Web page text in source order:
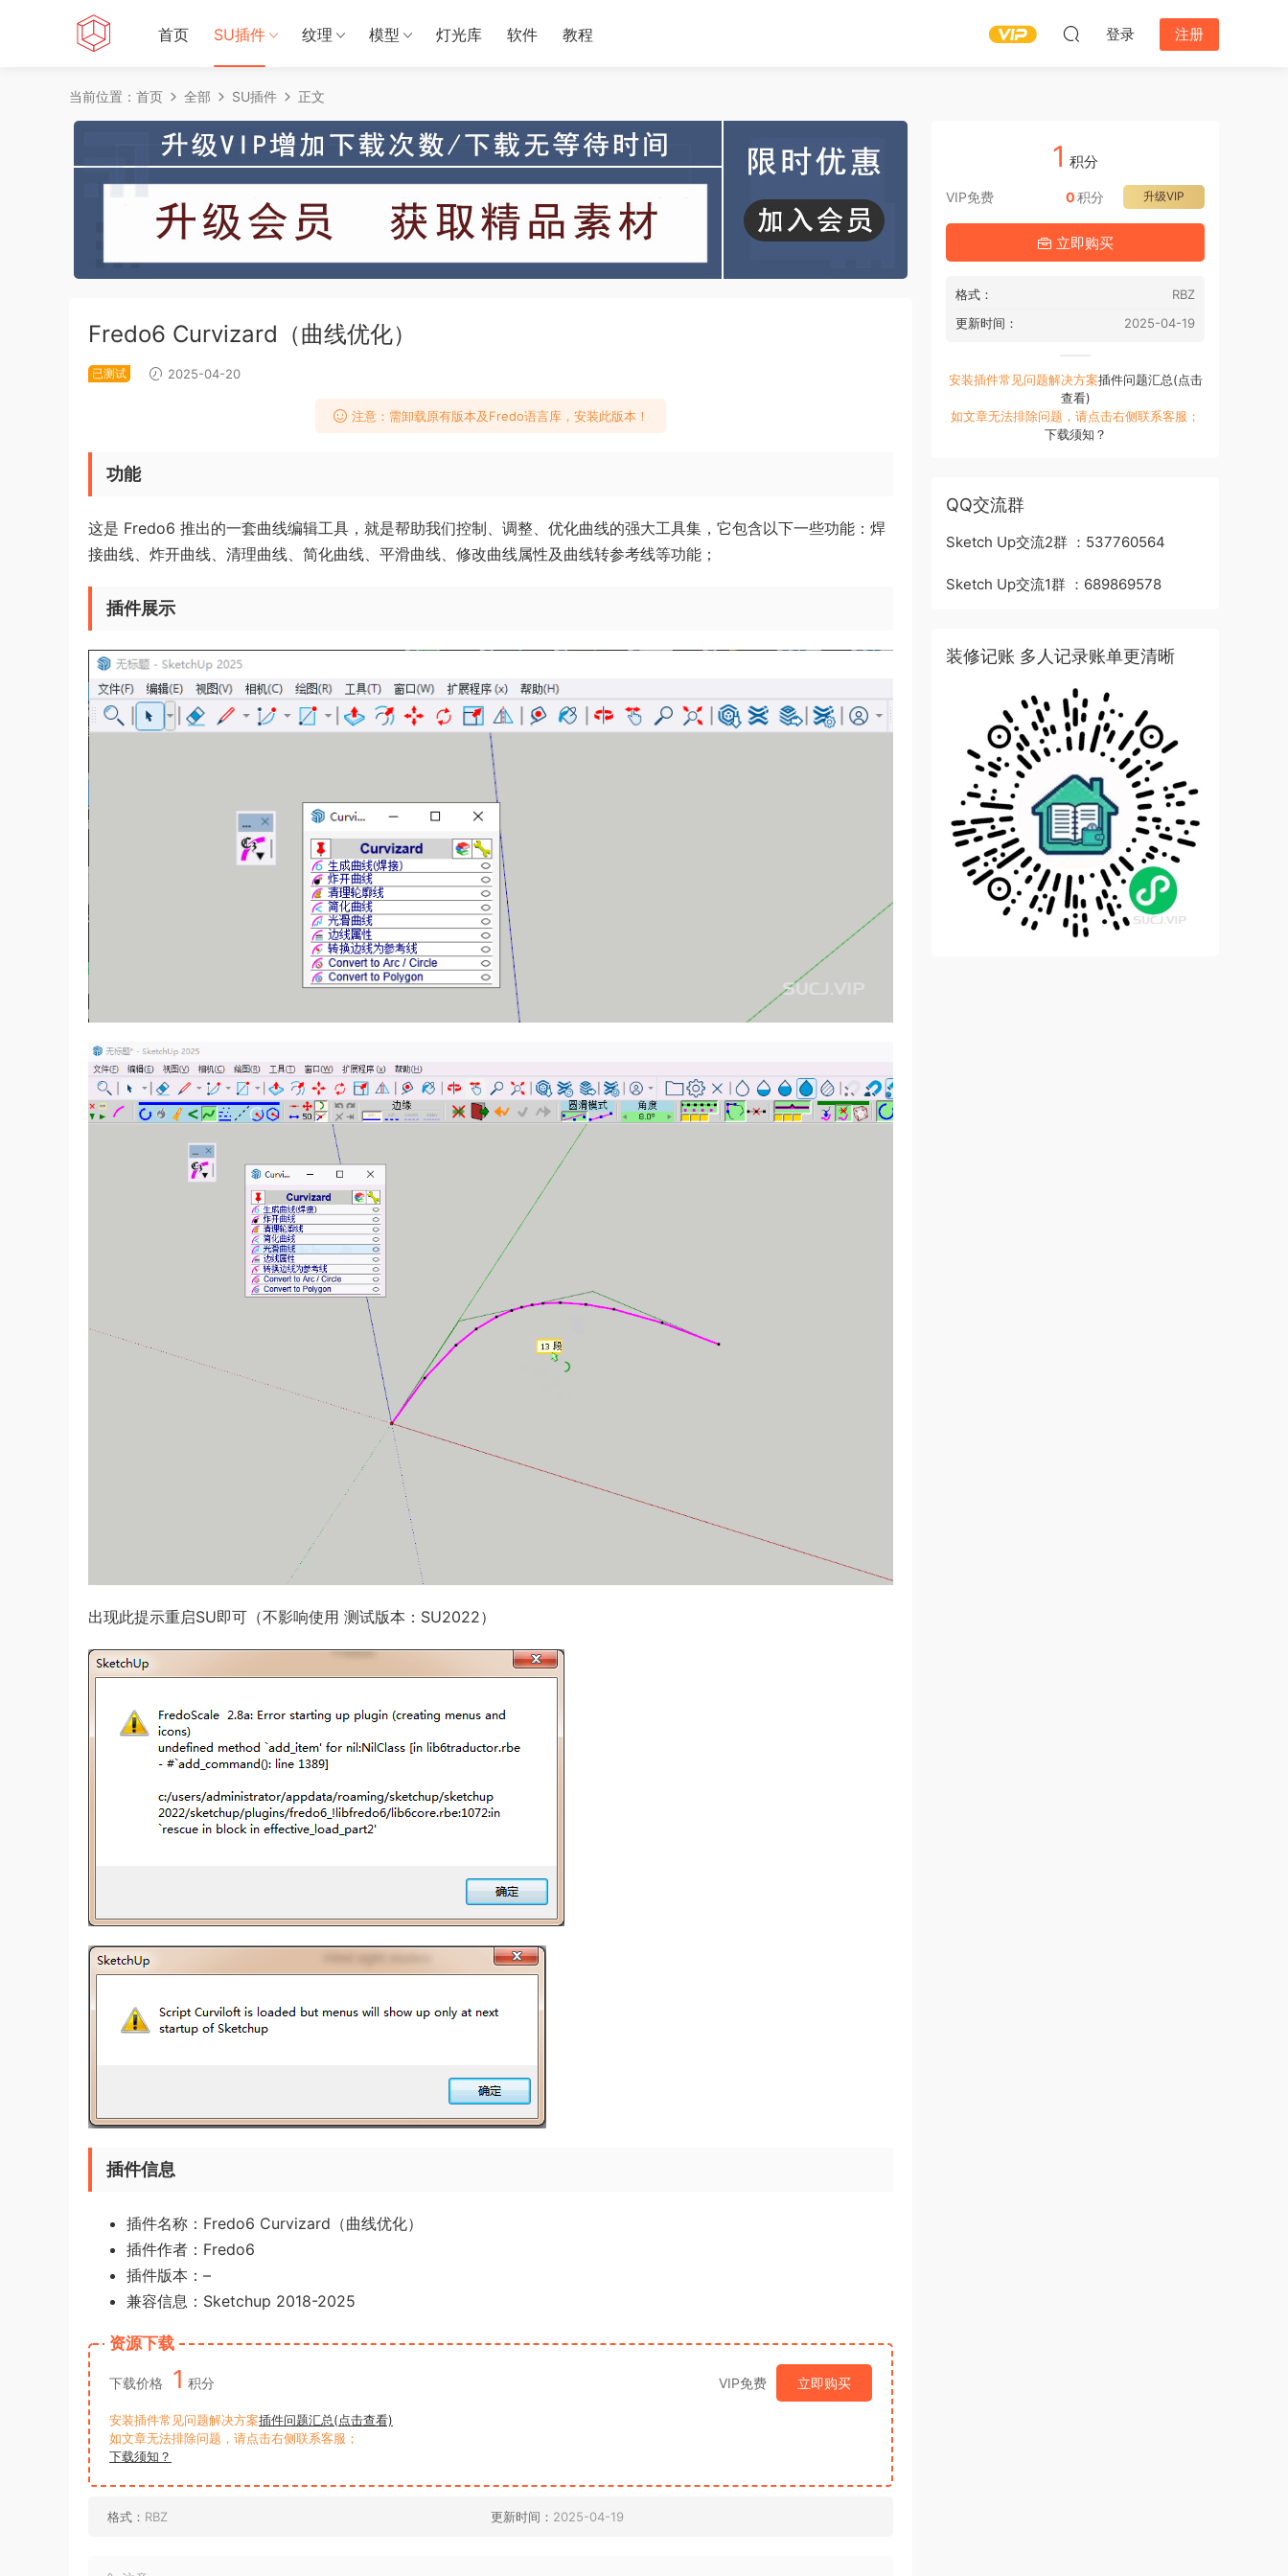
首页 SU插件 纹理 模型 灯光库 软件 教程 登录 注册
当前位置： 首页 全部 SU插件 正文
Fredo6 Curvizard（曲线优化）
已测试 2025-04-20
注意：需卸载原有版本及Fredo语言库，安装此版本！
功能
这是 Fredo6 推出的一套曲线编辑工具，就是帮助我们控制、调整、优化曲线的强大工具集，它包含以下一些功能：焊
接曲线、炸开曲线、清理曲线、简化曲线、平滑曲线、修改曲线属性及曲线转参考线等功能；
插件展示
出现此提示重启SU即可（不影响使用 测试版本：SU2022）
插件信息
插件名称：Fredo6 Curvizard（曲线优化）
插件作者：Fredo6
插件版本：–
兼容信息：Sketchup 2018-2025
资源下载
下载价格 1 积分 VIP免费 立即购买
安装插件常见问题解决方案插件问题汇总(点击查看)
如文章无法排除问题，请点击右侧联系客服；
下载须知？
格式： RBZ 更新时间： 2025-04-19
1 积分
VIP免费 升级VIP
0积分
立即购买
格式：
RBZ
更新时间：
2025-04-19
安装插件常见问题解决方案插件问题汇总(点击
查看)
如文章无法排除问题，请点击右侧联系客服；
下载须知？
QQ交流群
Sketch Up交流2群 ：537760564
Sketch Up交流1群 ：689869578
装修记账 多人记录账单更清晰